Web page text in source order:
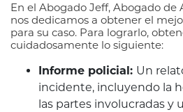
En el Abogado Jeff, Abogado de
nos dedicamos a obtener el
para su caso. Para lograrlo,
cuidadosamente lo siguiente:
Informe policial: Un
incidente, incluyendo la
las partes involucradas y